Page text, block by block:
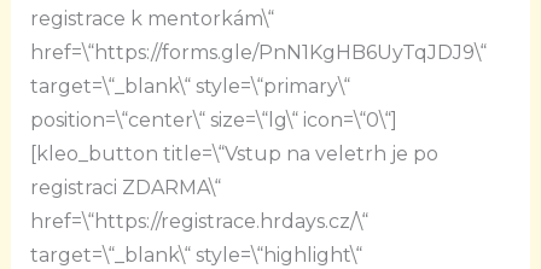
registrace k mentorkám\“
href=\“https://forms.gle/PnN1KgHB6UyTqJDJ9\“
target=\“_blank\“ style=\“primary\“
position=\“center\“ size=\“lg\“ icon=\“0\“]
[kleo_button title=\“Vstup na veletrh je po
registraci ZDARMA\“
href=\“https://registrace.hrdays.cz/\“
target=\“_blank\“ style=\“highlight\“